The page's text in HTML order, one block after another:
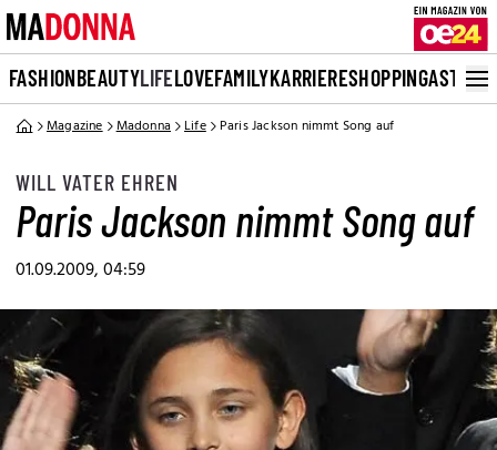
FASHIONBEAUTYLIFELOVEFAMILYKARRIERESHOPPINGASTRO
Magazine Madonna Life Paris Jackson nimmt Song auf
WILL VATER EHREN
Paris Jackson nimmt Song auf
01.09.2009, 04:59